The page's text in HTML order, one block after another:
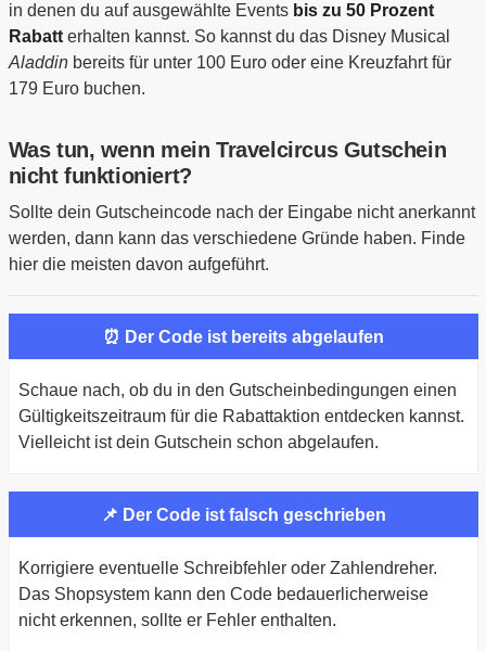
in denen du auf ausgewählte Events bis zu 50 Prozent
Rabatterhalten kannst. So kannst du das Disney Musical
Aladdinbereits für unter 100 Euro oder eine Kreuzfahrt für
179 Euro buchen.
Was tun, wenn mein Travelcircus Gutschein
nicht funktioniert?
Sollte dein Gutscheincode nach der Eingabe nicht anerkannt
werden, dann kann das verschiedene Gründe haben. Finde
hier die meisten davon aufgeführt.
⏰ Der Code ist bereits abgelaufen
Schaue nach, ob du in den Gutscheinbedingungen einen
Gültigkeitszeitraum für die Rabattaktion entdecken kannst.
Vielleicht ist dein Gutschein schon abgelaufen.
📌 Der Code ist falsch geschrieben
Korrigiere eventuelle Schreibfehler oder Zahlendreher.
Das Shopsystem kann den Code bedauerlicherweise
nicht erkennen, sollte er Fehler enthalten.